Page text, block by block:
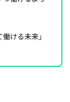
ける未来」